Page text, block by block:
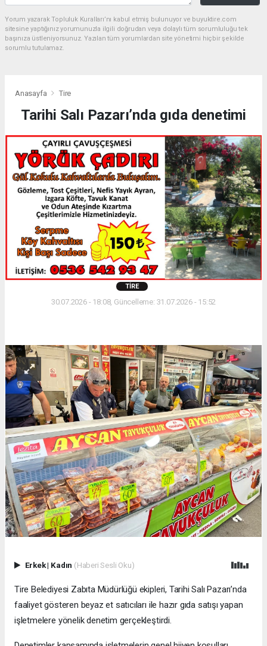
Yorum yazarak Topluluk Kuralları’nı kabul etmiş bulunuyor ve buyuktire.com
sitesine yaptığınız yorumunuzla ilgili doğrudan veya dolaylı tüm sorumluluğu tek
başınıza üstleniyorsunuz. Yazılan tüm yorumlardan site yönetimi hiçbir şekilde
sorumlu tutulamaz.
Anasayfa Tire
Tarihi Salı Pazarı’nda gıda denetimi
TIRE
30.07.2026 - 18:08, Güncelleme: 31.07.2026 - 15:52
Erkek| Kadın (Haberi Sesli Oku)
Tire Belediyesi Zabıta Müdürlüğü ekipleri, Tarihi Salı Pazarı’nda
faaliyet gösteren beyaz et satıcıları ile hazır gıda satışı yapan
işletmelere yönelik denetim gerçekleştirdi.